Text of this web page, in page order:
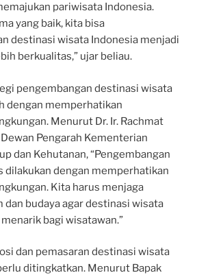
pariwisata Indonesia.
yang baik, kita bisa
destinasi wisata Indonesia menjadi
berkualitas,” ujar beliau.
pengembangan destinasi wisata
dengan memperhatikan
Menurut Dr. Ir. Rachmat
Pengarah Kementerian
dan Kehutanan, “Pengembangan
dilakukan dengan memperhatikan
Kita harus menjaga
dan budaya agar destinasi wisata
bagi wisatawan.”
dan pemasaran destinasi wisata
ditingkatkan. Menurut Bapak